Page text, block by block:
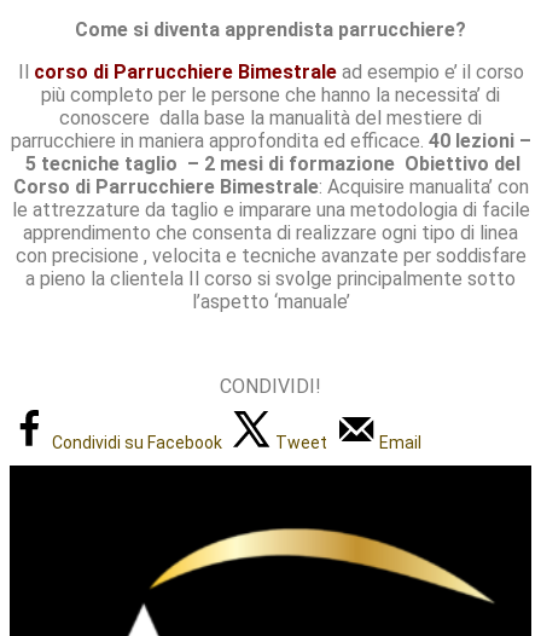
Come si diventa apprendista parrucchiere?
Il corso di Parrucchiere Bimestralead esempio e’ il corso
più completo per le persone che hanno la necessita’ di
conoscere dalla base la manualità del mestiere di
parrucchiere in maniera approfondita ed efficace. 40 lezioni –
5 tecniche taglio – 2 mesi di formazione Obiettivo del
Corso di Parrucchiere Bimestrale: Acquisire manualita’ con
le attrezzature da taglio e imparare una metodologia di facile
apprendimento che consenta di realizzare ogni tipo di linea
con precisione , velocita e tecniche avanzate per soddisfare
a pieno la clientela Il corso si svolge principalmente sotto
l’aspetto ‘manuale’
CONDIVIDI!
Condividi su Facebook Tweet Email